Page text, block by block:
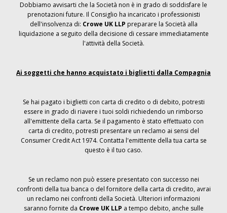
Dobbiamo avvisarti che la Società non è in grado di soddisfare le
prenotazioni future. Il Consiglio ha incaricato i professionisti
dell'insolvenza di: Crowe UK LLP preparare la Società alla
liquidazione a seguito della decisione di cessare immediatamente
l'attività della Società.
Ai soggetti che hanno acquistato i biglietti dalla Compagnia
Se hai pagato i biglietti con carta di credito o di debito, potresti
essere in grado di riavere i tuoi soldi richiedendo un rimborso
all'emittente della carta. Se il pagamento è stato effettuato con
carta di credito, potresti presentare un reclamo ai sensi del
Consumer Credit Act 1974. Contatta l'emittente della tua carta se
questo è il tuo caso.
Se un reclamo non può essere presentato con successo nei
confronti della tua banca o del fornitore della carta di credito, avrai
un reclamo nei confronti della Società. Ulteriori informazioni
saranno fornite da Crowe UK LLP a tempo debito, anche sulle